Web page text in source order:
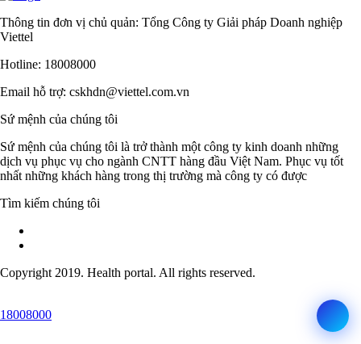
Thông tin đơn vị chủ quản: Tổng Công ty Giải pháp Doanh nghiệp
Viettel
Hotline: 18008000
Email hỗ trợ: cskhdn@viettel.com.vn
Sứ mệnh của chúng tôi
Sứ mệnh của chúng tôi là trở thành một công ty kinh doanh những
dịch vụ phục vụ cho ngành CNTT hàng đầu Việt Nam. Phục vụ tốt
nhất những khách hàng trong thị trường mà công ty có được
Tìm kiếm chúng tôi
Copyright 2019. Health portal. All rights reserved.
18008000